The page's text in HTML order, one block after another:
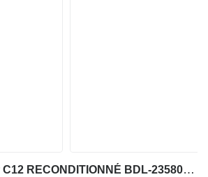
Moteur Caterpillar C12 RECONDITIONNÉ BDL-2358040 pour matériel de TP